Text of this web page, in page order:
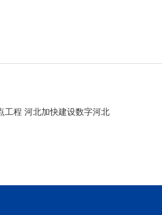
工程 河北加快建设数字河北